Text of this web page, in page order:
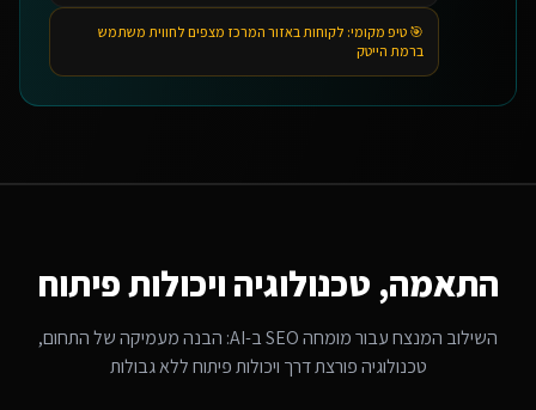
🎯 טיפ מקומי: לקוחות באזור המרכז מצפים לחווית משתמש
ברמת הייטק
התאמה, טכנולוגיה ויכולות פיתוח
השילוב המנצח עבורמומחה SEO ב-AI
: הבנה מעמיקה של התחום,
טכנולוגיה פורצת דרך ויכולות פיתוח ללא גבולות